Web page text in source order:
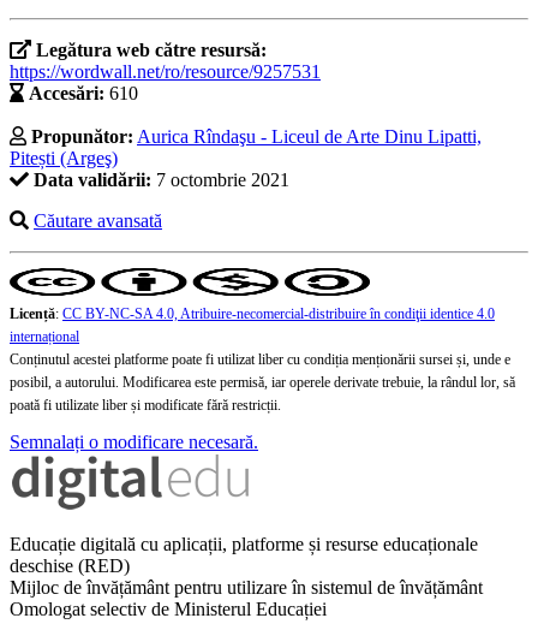
Legătura web către resursă:
https://wordwall.net/ro/resource/9257531
Accesări: 610
Propunător: Aurica Rîndaşu - Liceul de Arte Dinu Lipatti,
Pitești (Argeş)
Data validării: 7 octombrie 2021
Căutare avansată
Licență: CC BY-NC-SA 4.0, Atribuire-necomercial-distribuire în condiţii identice 4.0
internațional
Conținutul acestei platforme poate fi utilizat liber cu condiția menționării sursei și, unde e
posibil, a autorului. Modificarea este permisă, iar operele derivate trebuie, la rândul lor, să
poată fi utilizate liber și modificate fără restricții.
Semnalați o modificare necesară.
Educație digitală cu aplicații, platforme și resurse educaționale
deschise (RED)
Mijloc de învățământ pentru utilizare în sistemul de învățământ
Omologat selectiv de Ministerul Educației